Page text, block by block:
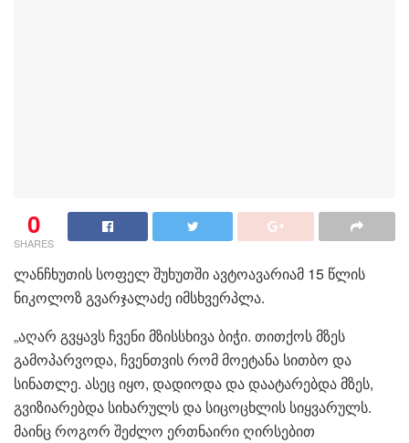
0
SHARES
ლანჩხუთის სოფელ შუხუთში ავტოავარიამ 15 წლის
ნიკოლოზ გვარჯალაძე იმსხვერპლა.
„აღარ გვყავს ჩვენი მზისსხივა ბიჭი. თითქოს მზეს
გამოპარვოდა, ჩვენთვის რომ მოეტანა სითბო და
სინათლე. ასეც იყო, დადიოდა და დაატარებდა მზეს,
გვიზიარებდა სიხარულს და სიცოცხლის სიყვარულს.
მაინც როგორ შეძლო ერთნაირი ღირსებით